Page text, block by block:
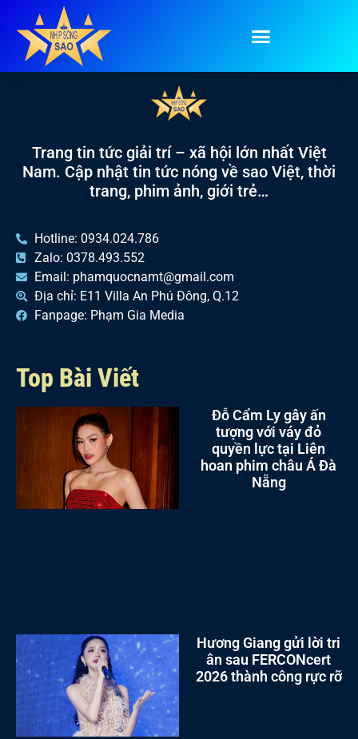
Tag:Đặc sản rắn mối
Trang tin tức giải trí – xã hội lớn nhất Việt
Nam. Cập nhật tin tức nóng về sao Việt, thời
trang, phim ảnh, giới trẻ…
Hotline: 0934.024.786
Zalo: 0378.493.552
Email: phamquocnamt@gmail.com
Địa chỉ: E11 Villa An Phú Đông, Q.12
Fanpage: Phạm Gia Media
Top Bài Viết
Đỗ Cẩm Ly gây ấn
tượng với váy đỏ
quyền lực tại Liên
hoan phim châu Á Đà
Nẵng
Hương Giang gửi lời tri
ân sau FERCONcert
2026 thành công rực rỡ